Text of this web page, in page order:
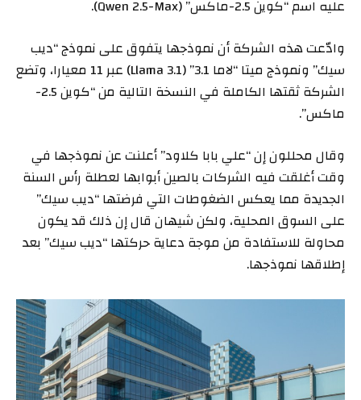
عليه اسم “كوين 2.5-ماكس” (Qwen 2.5-Max).
وادّعت هذه الشركة أن نموذجها يتفوق على نموذج “ديب
سيك” ونموذج ميتا “لاما 3.1” (Llama 3.1) عبر 11 معيارا، وتضع
الشركة ثقتها الكاملة في النسخة التالية من “كوين 2.5-
ماكس”.
وقال محللون إن “علي بابا كلاود” أعلنت عن نموذجها في
وقت أغلقت فيه الشركات بالصين أبوابها لعطلة رأس السنة
الجديدة مما يعكس الضغوطات التي فرضتها “ديب سيك”
على السوق المحلية، ولكن شيهان قال إن ذلك قد يكون
محاولة للاستفادة من موجة دعاية حركتها “ديب سيك” بعد
إطلاقها نموذجها.